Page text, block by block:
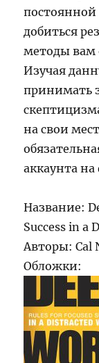
постоянной
добиться
методы вам
Изучая
принимать
на свои
аккаунта
Название:
Success in a
Авторы: Cal
Обложки: